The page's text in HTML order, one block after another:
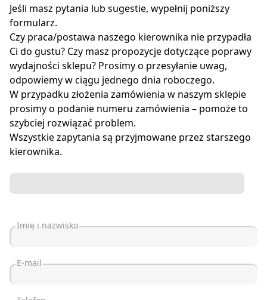
Jeśli masz pytania lub sugestie, wypełnij poniższy
formularz.
Czy praca/postawa naszego kierownika nie przypadła
Ci do gustu? Czy masz propozycje dotyczące poprawy
wydajności sklepu? Prosimy o przesyłanie uwag,
odpowiemy w ciągu jednego dnia roboczego.
W przypadku złożenia zamówienia w naszym sklepie
prosimy o podanie numeru zamówienia – pomoże to
szybciej rozwiązać problem.
Wszystkie zapytania są przyjmowane przez starszego
kierownika.